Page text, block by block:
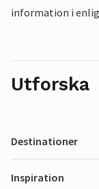
information i
Utforska
Destinationer
Inspiration